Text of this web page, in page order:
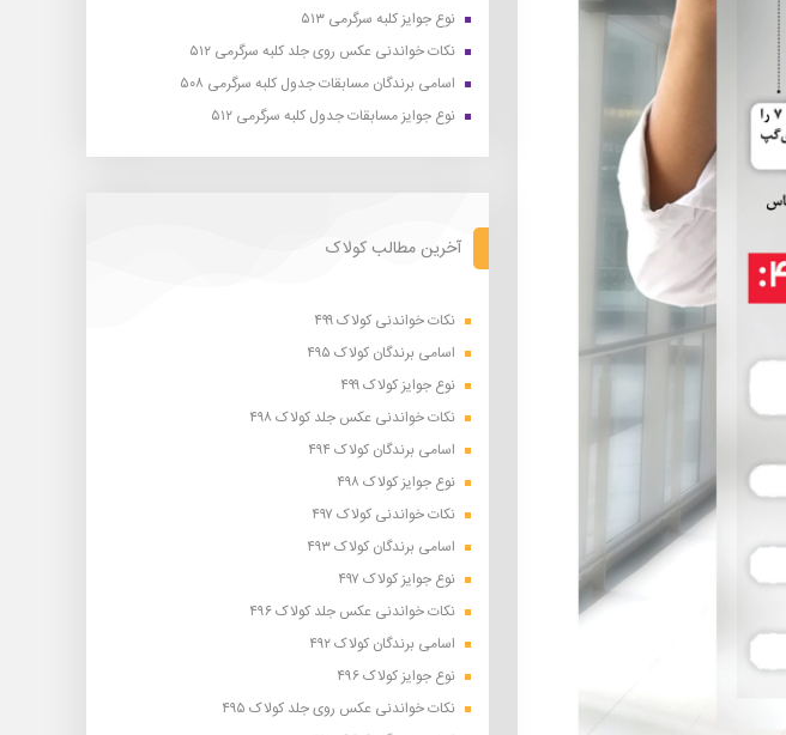
نوع جوایز کلبه سرگرمی ۵۱۳
نکات خواندنی عکس روی جلد کلبه سرگرمی ۵۱۲
اسامی برندگان مسابقات جدول کلبه سرگرمی ۵۰۸
نوع جوایز مسابقات جدول کلبه سرگرمی ۵۱۲
آخرین مطالب کولاک
نکات خواندنی کولاک ۴۹۹
اسامی برندگان کولاک ۴۹۵
نوع جوایز کولاک ۴۹۹
نکات خواندنی عکس جلد کولاک ۴۹۸
اسامی برندگان کولاک ۴۹۴
نوع جوایز کولاک ۴۹۸
نکات خواندنی کولاک ۴۹۷
اسامی برندگان کولاک ۴۹۳
نوع جوایز کولاک ۴۹۷
نکات خواندنی عکس جلد کولاک ۴۹۶
اسامی برندگان کولاک ۴۹۲
نوع جوایز کولاک ۴۹۶
نکات خواندنی عکس روی جلد کولاک ۴۹۵